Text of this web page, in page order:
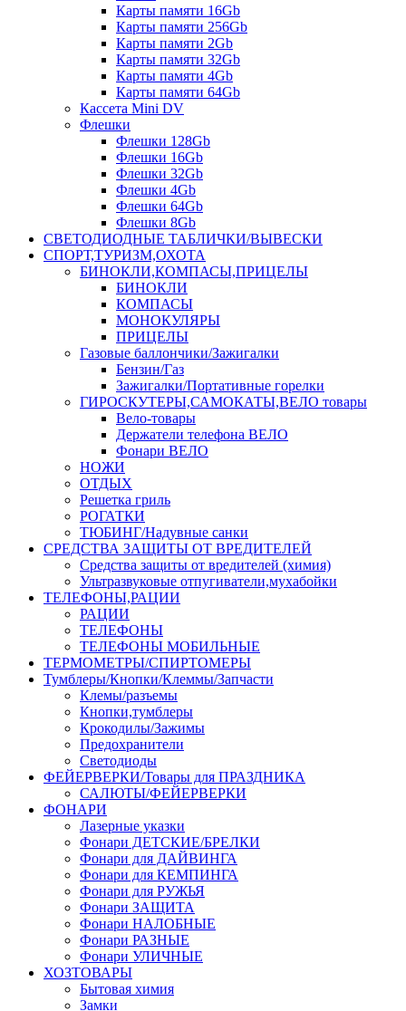
Карты памяти 16Gb
Карты памяти 256Gb
Карты памяти 2Gb
Карты памяти 32Gb
Карты памяти 4Gb
Карты памяти 64Gb
Кассета Mini DV
Флешки
Флешки 128Gb
Флешки 16Gb
Флешки 32Gb
Флешки 4Gb
Флешки 64Gb
Флешки 8Gb
СВЕТОДИОДНЫЕ ТАБЛИЧКИ/ВЫВЕСКИ
СПОРТ,ТУРИЗМ,ОХОТА
БИНОКЛИ,КОМПАСЫ,ПРИЦЕЛЫ
БИНОКЛИ
КОМПАСЫ
МОНОКУЛЯРЫ
ПРИЦЕЛЫ
Газовые баллончики/Зажигалки
Бензин/Газ
Зажигалки/Портативные горелки
ГИРОСКУТЕРЫ,САМОКАТЫ,ВЕЛО товары
Вело-товары
Держатели телефона ВЕЛО
Фонари ВЕЛО
НОЖИ
ОТДЫХ
Решетка гриль
РОГАТКИ
ТЮБИНГ/Надувные санки
СРЕДСТВА ЗАЩИТЫ ОТ ВРЕДИТЕЛЕЙ
Средства защиты от вредителей (химия)
Ультразвуковые отпугиватели,мухабойки
ТЕЛЕФОНЫ,РАЦИИ
РАЦИИ
ТЕЛЕФОНЫ
ТЕЛЕФОНЫ МОБИЛЬНЫЕ
ТЕРМОМЕТРЫ/СПИРТОМЕРЫ
Тумблеры/Кнопки/Клеммы/Запчасти
Клемы/разъемы
Кнопки,тумблеры
Крокодилы/Зажимы
Предохранители
Светодиоды
ФЕЙЕРВЕРКИ/Товары для ПРАЗДНИКА
САЛЮТЫ/ФЕЙЕРВЕРКИ
ФОНАРИ
Лазерные указки
Фонари ДЕТСКИЕ/БРЕЛКИ
Фонари для ДАЙВИНГА
Фонари для КЕМПИНГА
Фонари для РУЖЬЯ
Фонари ЗАЩИТА
Фонари НАЛОБНЫЕ
Фонари РАЗНЫЕ
Фонари УЛИЧНЫЕ
ХОЗТОВАРЫ
Бытовая химия
Замки